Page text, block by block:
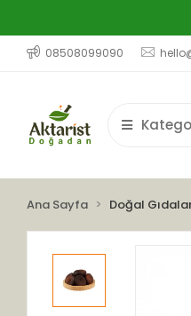
08508099090
Ana Sayfa Doğal